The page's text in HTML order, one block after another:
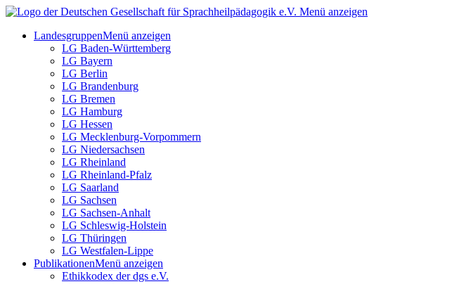
Menü anzeigen
LandesgruppenMenü anzeigen
LG Baden-Württemberg
LG Bayern
LG Berlin
LG Brandenburg
LG Bremen
LG Hamburg
LG Hessen
LG Mecklenburg-Vorpommern
LG Niedersachsen
LG Rheinland
LG Rheinland-Pfalz
LG Saarland
LG Sachsen
LG Sachsen-Anhalt
LG Schleswig-Holstein
LG Thüringen
LG Westfalen-Lippe
PublikationenMenü anzeigen
Ethikkodex der dgs e.V.